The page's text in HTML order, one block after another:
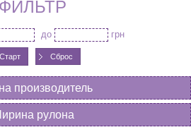
ФИЛЬТР
до грн
Сброс
производитель
рулона